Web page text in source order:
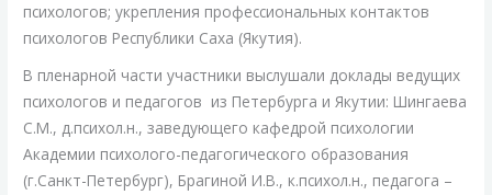
психологов; укрепления профессиональных контактов
психологов Республики Саха (Якутия).
В пленарной части участники выслушали доклады ведущих
психологов и педагогов из Петербурга и Якутии: Шингаева
С.М., д.психол.н., заведующего кафедрой психологии
Академии психолого-педагогического образования
(г.Санкт-Петербург), Брагиной И.В., к.психол.н., педагога –